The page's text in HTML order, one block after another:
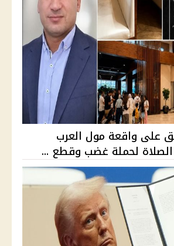
على واقعة مول العرب
لحملة غضب وقطع ...